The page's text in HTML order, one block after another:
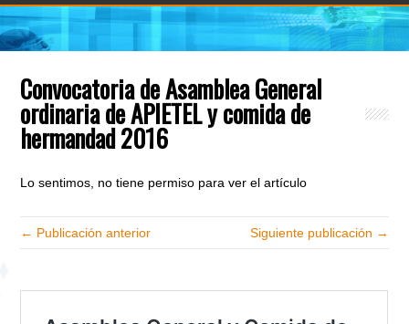
Convocatoria de Asamblea General
ordinaria de APIETEL y comida de
hermandad 2016
Lo sentimos, no tiene permiso para ver el artículo
← Publicación anterior Siguiente publicación →